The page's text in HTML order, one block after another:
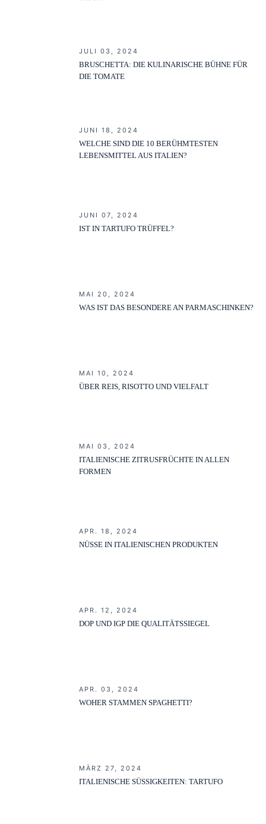
JULI 03, 2024
BRUSCHETTA: DIE KULINARISCHE BÜHNE FÜR
DIE TOMATE
JUNI 18, 2024
WELCHE SIND DIE 10 BERÜHMTESTEN
LEBENSMITTEL AUS ITALIEN?
JUNI 07, 2024
IST IN TARTUFO TRÜFFEL?
MAI 20, 2024
WAS IST DAS BESONDERE AN PARMASCHINKEN?
MAI 10, 2024
ÜBER REIS, RISOTTO UND VIELFALT
MAI 03, 2024
ITALIENISCHE ZITRUSFRÜCHTE IN ALLEN
FORMEN
APR. 18, 2024
NÜSSE IN ITALIENISCHEN PRODUKTEN
APR. 12, 2024
DOP UND IGP DIE QUALITÄTSSIEGEL
APR. 03, 2024
WOHER STAMMEN SPAGHETTI?
MÄRZ 27, 2024
ITALIENISCHE SÜSSIGKEITEN: TARTUFO